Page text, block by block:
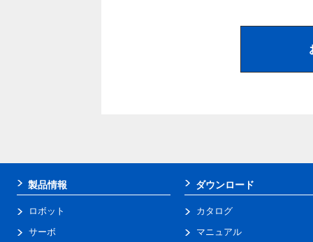
製品情報
ロボット
サーボ
ダウンロード
カタログ
マニュアル